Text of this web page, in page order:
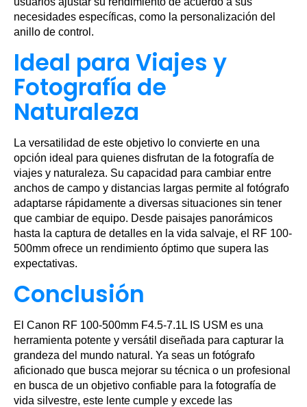
necesidades específicas, como la personalización del
anillo de control.
Ideal para Viajes y
Fotografía de
Naturaleza
La versatilidad de este objetivo lo convierte en una
opción ideal para quienes disfrutan de la fotografía de
viajes y naturaleza. Su capacidad para cambiar entre
anchos de campo y distancias largas permite al fotógrafo
adaptarse rápidamente a diversas situaciones sin tener
que cambiar de equipo. Desde paisajes panorámicos
hasta la captura de detalles en la vida salvaje, el RF 100-
500mm ofrece un rendimiento óptimo que supera las
expectativas.
Conclusión
El Canon RF 100-500mm F4.5-7.1L IS USM es una
herramienta potente y versátil diseñada para capturar la
grandeza del mundo natural. Ya seas un fotógrafo
aficionado que busca mejorar su técnica o un profesional
en busca de un objetivo confiable para la fotografía de
vida silvestre, este lente cumple y excede las